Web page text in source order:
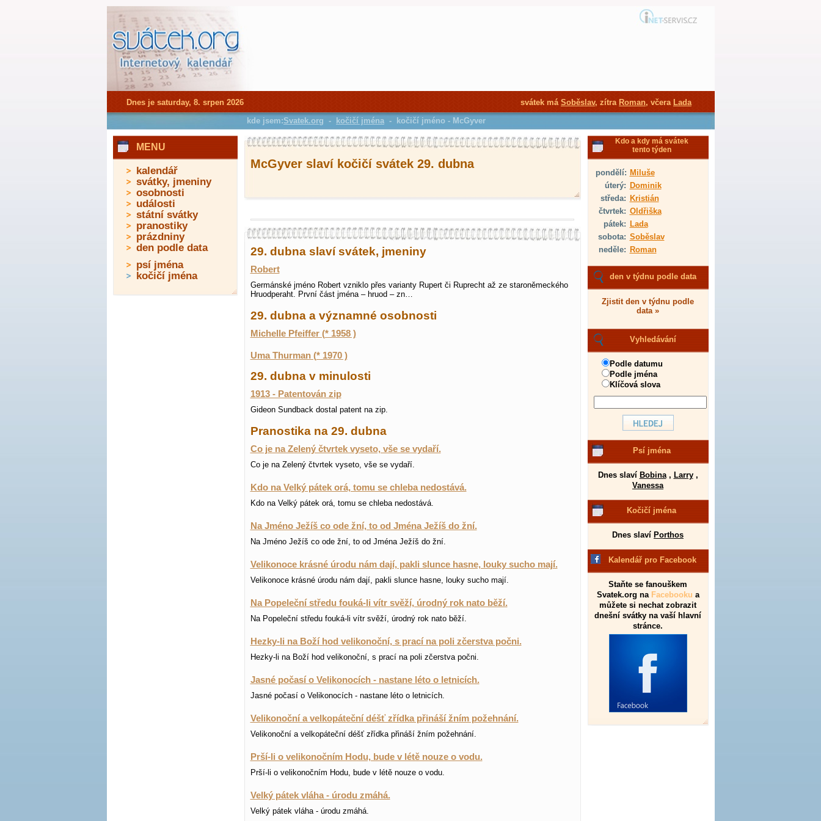
McGyver slaví kočičí svátek 29. dubna
29. dubna slaví svátek, jmeniny
Robert
Germánské jméno Robert vzniklo přes varianty Rupert či Ruprecht až ze staroněmeckého
Hruodperaht. První část jména – hruod – zn…
29. dubna a významné osobnosti
Michelle Pfeiffer (* 1958 )
Uma Thurman (* 1970 )
29. dubna v minulosti
1913 - Patentován zip
Gideon Sundback dostal patent na zip.
Pranostika na 29. dubna
Co je na Zelený čtvrtek vyseto, vše se vydaří.
Co je na Zelený čtvrtek vyseto, vše se vydaří.
Kdo na Velký pátek orá, tomu se chleba nedostává.
Kdo na Velký pátek orá, tomu se chleba nedostává.
Na Jméno Ježíš co ode žní, to od Jména Ježíš do žní.
Na Jméno Ježíš co ode žní, to od Jména Ježíš do žní.
Velikonoce krásné úrodu nám dají, pakli slunce hasne, louky sucho mají.
Velikonoce krásné úrodu nám dají, pakli slunce hasne, louky sucho mají.
Na Popeleční středu fouká-li vítr svěží, úrodný rok nato běží.
Na Popeleční středu fouká-li vítr svěží, úrodný rok nato běží.
Hezky-li na Boží hod velikonoční, s prací na poli zčerstva počni.
Hezky-li na Boží hod velikonoční, s prací na poli zčerstva počni.
Jasné počasí o Velikonocích - nastane léto o letnicích.
Jasné počasí o Velikonocích - nastane léto o letnicích.
Velikonoční a velkopáteční déšť zřídka přináší žním požehnání.
Velikonoční a velkopáteční déšť zřídka přináší žním požehnání.
Prší-li o velikonočním Hodu, bude v létě nouze o vodu.
Prší-li o velikonočním Hodu, bude v létě nouze o vodu.
Velký pátek vláha - úrodu zmáhá.
Velký pátek vláha - úrodu zmáhá.
Kdo a kdy má svátek
tento týden
pondělí: Miluše
úterý: Dominik
středa: Kristián
čtvrtek: Oldřiška
pátek: Lada
sobota: Soběslav
neděle: Roman
den v týdnu podle data
Zjistit den v týdnu podle
data »
Vyhledávání
Podle datumu
Podle jména
Klíčová slova
Psí jména
Dnes slaví Bobina, Larry,
Vanessa
Kočičí jména
Dnes slaví Porthos
Kalendář pro Facebook
Staňte se fanouškem
Svatek.org na Facebooku a
můžete si nechat zobrazit
dnešní svátky na vaší hlavní
stránce.
MENU
kalendář
svátky, jmeniny
osobnosti
události
státní svátky
pranostiky
prázdniny
den podle data
psí jména
kočičí jména
Dnes je saturday, 8. srpen 2026 svátek má Soběslav, zítra Roman, včera Lada
kde jsem:Svatek.org - kočičí jména - kočičí jméno - McGyver